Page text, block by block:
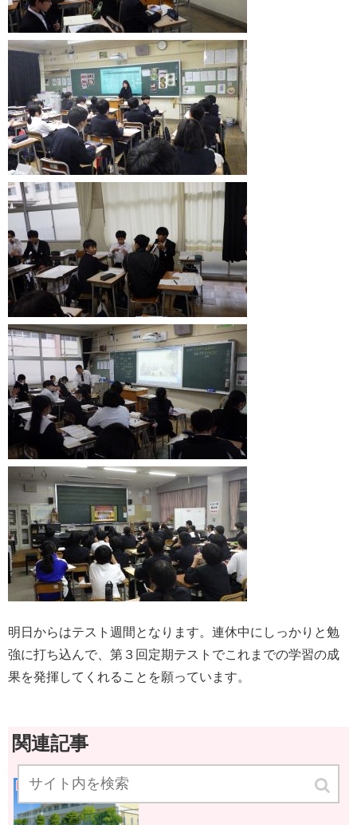
明日からはテスト週間となります。連休中にしっかりと勉
強に打ち込んで、第３回定期テストでこれまでの学習の成
果を発揮してくれることを願っています。
関連記事
2年生